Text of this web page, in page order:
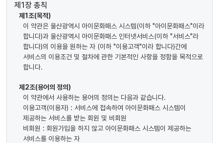
제1장 총칙
제1조(목적)
이 약관은 울산광역시 아이문화패스 시스템(이하 "아이문화패스"이라
합니다)과 울산광역시 아이문화패스 인터넷서비스(이하 "서비스"라
합니다)의 이용을 원하는 자 (이하 "이용고객"이라 합니다)간에
서비스의 이용조건 및 절차에 관한 기본적인 사항을 정함을 목적으로
합니다.
제2조(용어의 정의)
이 약관에서 사용하는 용어의 정의는 다음과 같습니다.
이용고객(이용자) : 서비스에 접속하여 아이문화패스 시스템이
제공하는 서비스를 받는 회원 및 비회원
비회원 : 회원가입을 하지 않고 아이문화패스 시스템이 제공하는
서비스를 이용하는 자